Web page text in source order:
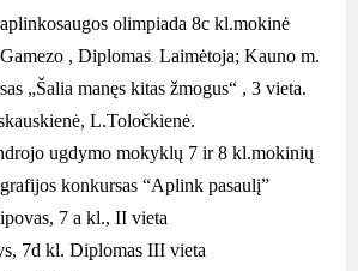
olimpiada 8c kl.mokinė
, Diplomas. Laimėtoja; Kauno m.
„Šalia manęs kitas žmogus“ , 3 vieta.
L.Toločkienė.
ugdymo mokyklų 7 ir 8 kl.mokinių
konkursas “Aplink pasaulį”
7 a kl., II vieta
7d kl. Diplomas III vieta